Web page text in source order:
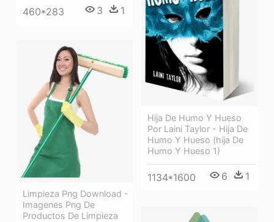
460*283 3 1
Hija De Humo Y Hueso
Por Laini Taylor - Hija De
Humo Y Hueso (hija De
Humo Y Hueso 1)
1134*1600 6 1
Limpieza Png Download -
Imagenes Png De
Productos De Limpieza